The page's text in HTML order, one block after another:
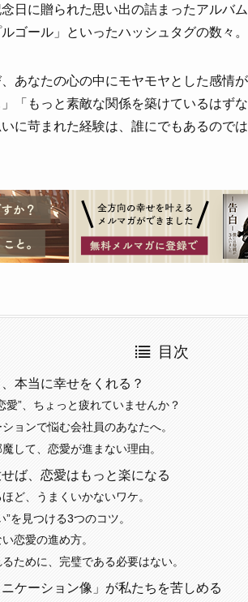
日に贈られた思い出の詰まったアルバ
ゴール」といったハッシュタグの数々。
あなたの心の中にモヤモヤとした感情
「もっと素敵な関係を築けているはず
に苛まれた経験は、誰にでもあるのでは
目次
本当に幸せをくれる？
愛”、ちょっと疲れていませんか？
ョンで悩む会社員のあなたへ。
して、恋愛が進まない理由。
ば、恋愛はもっと楽になる
ど、うまくいかないワケ。
”を見つける3つのコツ。
恋愛の進め方。
ために、完璧である必要はない。
ニケーション像」が私たちを苦しめる